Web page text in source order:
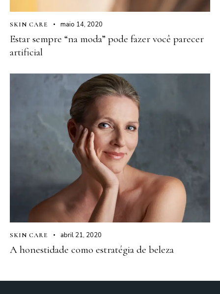
SKIN CARE maio 14, 2020
Estar sempre “na moda” pode fazer você parecer
artificial
SKIN CARE abril 21, 2020
A honestidade como estratégia de beleza